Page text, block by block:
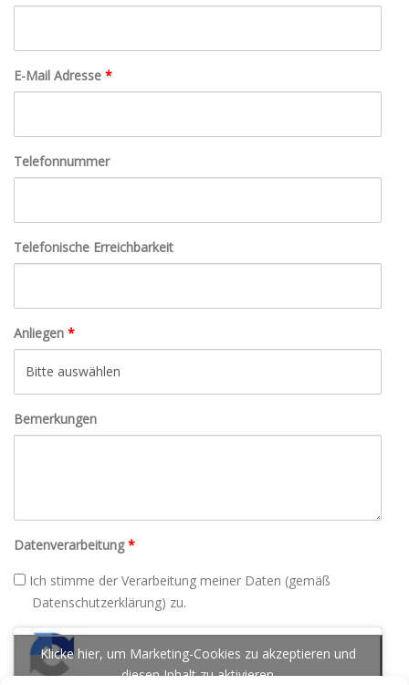
E-Mail Adresse *
Telefonnummer
Telefonische Erreichbarkeit
Anliegen *
Bemerkungen
Datenverarbeitung*
Ich stimme der Verarbeitung meiner Daten (gemäß
Datenschutzerklärung) zu.
reCAPTCHA
Klicke hier, um Marketing-Cookies zu akzeptieren und
diesen Inhalt zu aktivieren